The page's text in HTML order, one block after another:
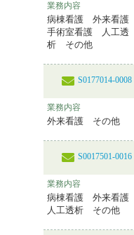
業務内容
病棟看護 外来看護
手術室看護 人工透
析 その他
S0177014-0008
業務内容
外来看護 その他
S0017501-0016
業務内容
病棟看護 外来看護
人工透析 その他